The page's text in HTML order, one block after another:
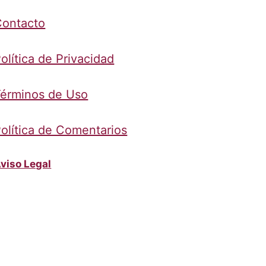
de Privacidad
de Uso
de Comentarios
Legal